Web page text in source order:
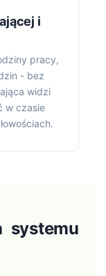
i
pracy,
- bez
widzi
w czasie
systemu